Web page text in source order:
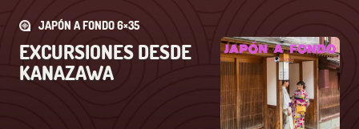
JAPÓN A FONDO 6×35
EXCURSIONES DESDE
KANAZAWA